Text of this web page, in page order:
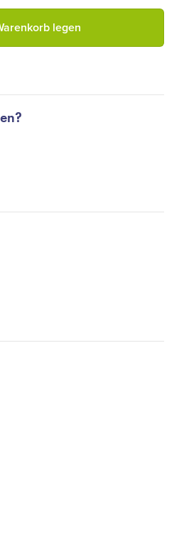
Lapis Vitalis) Menge
legen